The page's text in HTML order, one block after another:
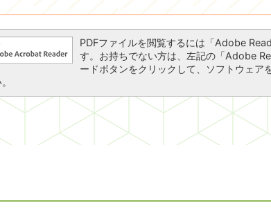
PDFファイルを閲覧するには「Adobe
す。お持ちでない方は、左記の「Adobe
ードボタンをクリックして、ソフトウェア